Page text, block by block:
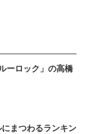
ーロック」の高橋
まつわるランキン